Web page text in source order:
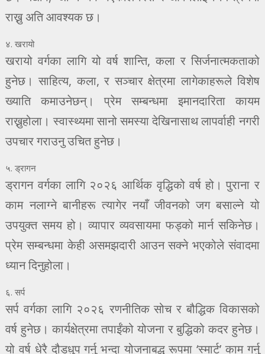
राख्नु अति आवश्यक छ।
४. खरायो
खरायो वर्गका लागि यो वर्ष शान्ति, कला र सिर्जनात्मकताको
हुनेछ। साहित्य, कला, र सञ्चार क्षेत्रमा लागेकाहरूले विशेष
ख्याति कमाउनेछन्। प्रेम सम्बन्धमा इमानदारिता कायम
राख्नुहोला। स्वास्थ्यमा सानो समस्या देखिनासाथ लापर्वाही नगरी
उपचार गराउनु उचित हुनेछ।
५. ड्रागन
ड्रागन वर्गका लागि २०२६ आर्थिक वृद्धिको वर्ष हो। पुराना र
काम नलाग्ने बानीहरू त्यागेर नयाँ जीवनको जग बसाल्ने यो
उपयुक्त समय हो। व्यापार व्यवसायमा फड्को मार्न सकिनेछ।
प्रेम सम्बन्धमा केही असमझदारी आउन सक्ने भएकोले संवादमा
ध्यान दिनुहोला।
६. सर्प
सर्प वर्गका लागि २०२६ रणनीतिक सोच र बौद्धिक विकासको
वर्ष हुनेछ। कार्यक्षेत्रमा तपाईंको योजना र बुद्धिको कदर हुनेछ।
यो वर्ष धेरै दौडधुप गर्नु भन्दा योजनाबद्ध रूपमा ‘स्मार्ट’ काम गर्नु